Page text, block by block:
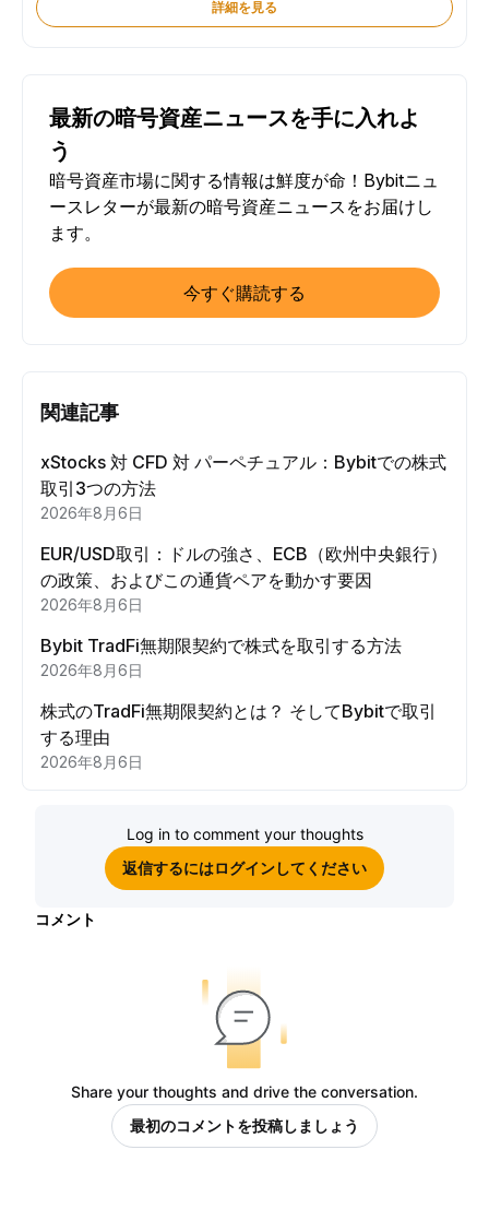
詳細を見る
最新の暗号資産ニュースを手に入れよ
う
暗号資産市場に関する情報は鮮度が命！Bybitニュ
ースレターが最新の暗号資産ニュースをお届けし
ます。
今すぐ購読する
関連記事
xStocks 対 CFD 対 パーペチュアル：Bybitでの株式
取引3つの方法
2026年8月6日
EUR/USD取引：ドルの強さ、ECB（欧州中央銀行）
の政策、およびこの通貨ペアを動かす要因
2026年8月6日
Bybit TradFi無期限契約で株式を取引する方法
2026年8月6日
株式のTradFi無期限契約とは？ そしてBybitで取引
する理由
2026年8月6日
Log in to comment your thoughts
返信するにはログインしてください
コメント
Share your thoughts and drive the conversation.
最初のコメントを投稿しましょう